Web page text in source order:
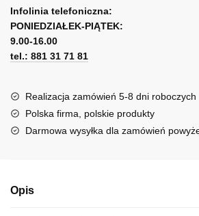
malowany
piękna
nimfa
i
l
t
e
r
a
t
i
Infolinia telefoniczna:
PONIEDZIAŁEK-PIĄTEK:
9.00-16.00
tel.: 881 31 71 81
Realizacja zamówień 5-8 dni roboczych
Polska firma, polskie produkty
Darmowa wysyłka dla zamówień
Opis